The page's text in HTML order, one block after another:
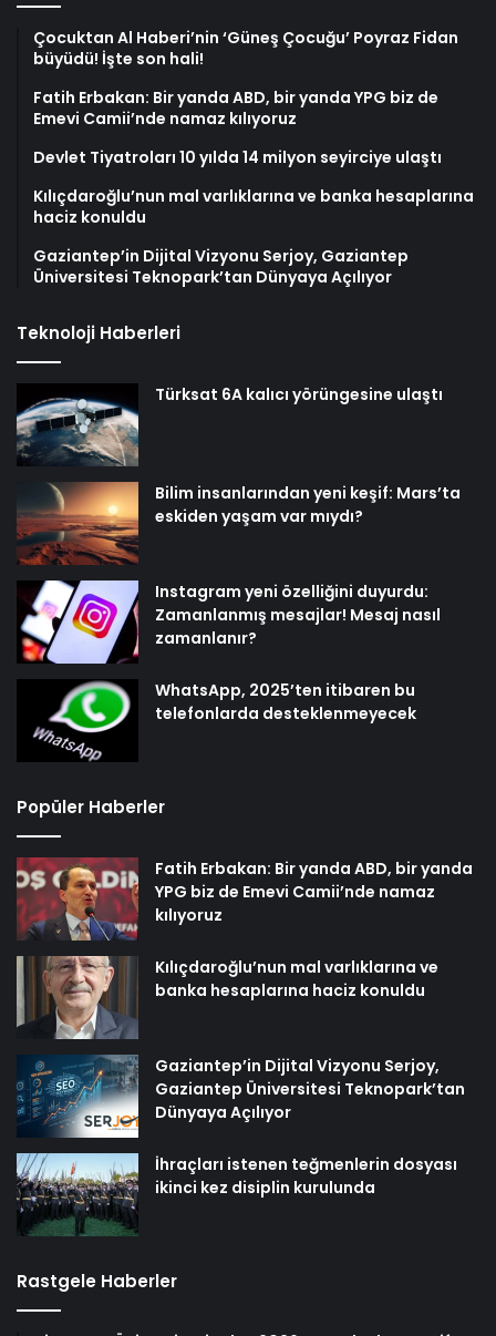
Çocuktan Al Haberi’nin ‘Güneş Çocuğu’ Poyraz Fidan
büyüdü! İşte son hali!
Fatih Erbakan: Bir yanda ABD, bir yanda YPG biz de
Emevi Camii’nde namaz kılıyoruz
Devlet Tiyatroları 10 yılda 14 milyon seyirciye ulaştı
Kılıçdaroğlu’nun mal varlıklarına ve banka hesaplarına
haciz konuldu
Gaziantep’in Dijital Vizyonu Serjoy, Gaziantep
Üniversitesi Teknopark’tan Dünyaya Açılıyor
Teknoloji Haberleri
Türksat 6A kalıcı yörüngesine ulaştı
Bilim insanlarından yeni keşif: Mars’ta
eskiden yaşam var mıydı?
Instagram yeni özelliğini duyurdu:
Zamanlanmış mesajlar! Mesaj nasıl
zamanlanır?
WhatsApp, 2025’ten itibaren bu
telefonlarda desteklenmeyecek
Popüler Haberler
Fatih Erbakan: Bir yanda ABD, bir yanda
YPG biz de Emevi Camii’nde namaz
kılıyoruz
Kılıçdaroğlu’nun mal varlıklarına ve
banka hesaplarına haciz konuldu
Gaziantep’in Dijital Vizyonu Serjoy,
Gaziantep Üniversitesi Teknopark’tan
Dünyaya Açılıyor
İhraçları istenen teğmenlerin dosyası
ikinci kez disiplin kurulunda
Rastgele Haberler